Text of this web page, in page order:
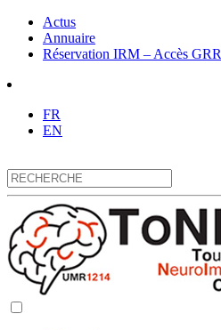
Actus
Annuaire
Réservation IRM – Accès GRR
FR
EN